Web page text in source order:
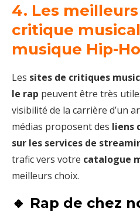
4. Les
critique
musique Hip-
Les sites de critiques
le rap peuvent être très
visibilité de la carrière d’un
médias proposent des liens
sur les services de
trafic vers votre catalogue
meilleurs choix.
🔸 Rap de chez